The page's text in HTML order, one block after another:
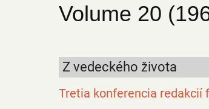
Volume 20
Z vedeckého života
Tretia konferencia redakcií